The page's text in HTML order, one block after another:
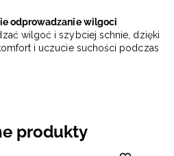
odprowadzanie wilgoci
wilgoć i szybciej schnie, dzięki
i uczucie suchości podczas
produkty